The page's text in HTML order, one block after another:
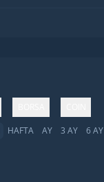
HAFTA AY 3 AY 6 AY